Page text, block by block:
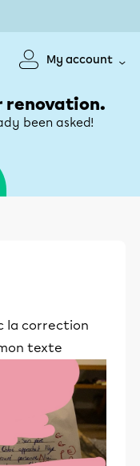
My account
renovation.
been asked!
la correction
texte